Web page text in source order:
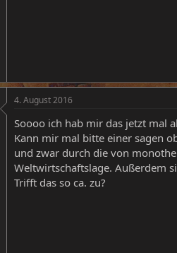
4. August 2016
Soooo ich hab mir das jetzt mal
Kann mir mal bitte einer sagen
und zwar durch die von
Weltwirtschaftslage. Außerdem
Trifft das so ca. zu?